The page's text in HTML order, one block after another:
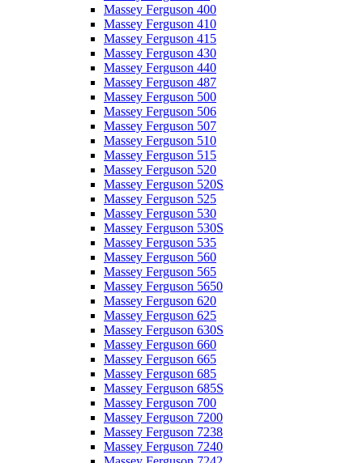
Massey Ferguson 400
Massey Ferguson 410
Massey Ferguson 415
Massey Ferguson 430
Massey Ferguson 440
Massey Ferguson 487
Massey Ferguson 500
Massey Ferguson 506
Massey Ferguson 507
Massey Ferguson 510
Massey Ferguson 515
Massey Ferguson 520
Massey Ferguson 520S
Massey Ferguson 525
Massey Ferguson 530
Massey Ferguson 530S
Massey Ferguson 535
Massey Ferguson 560
Massey Ferguson 565
Massey Ferguson 5650
Massey Ferguson 620
Massey Ferguson 625
Massey Ferguson 630S
Massey Ferguson 660
Massey Ferguson 665
Massey Ferguson 685
Massey Ferguson 685S
Massey Ferguson 700
Massey Ferguson 7200
Massey Ferguson 7238
Massey Ferguson 7240